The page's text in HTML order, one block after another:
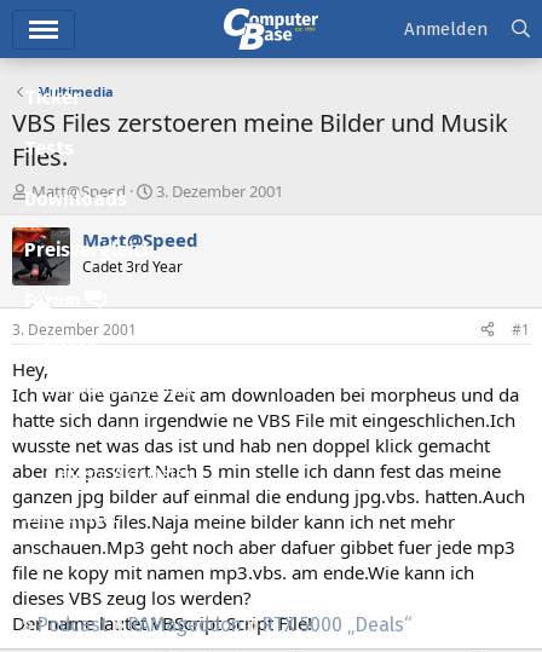
Ticker
Tests
Downloads
Preisvergleich
Forum
Aktuelles
Empfohlene Inhalte
Neue Beiträge
Neueste Aktivitäten
Leserartikel
Regeln
Podcast RAMageddon
RTX 5000 „Deals“
Anmelden
Multimedia
VBS Files zerstoeren meine Bilder und Musik
Files.
E
r
s
t
e
l
e
r
Matt@Speed
E
s
t
e
t
m
3. Dezember 2001
Matt@Speed
Cadet 3rd Year
3. Dezember 2001 #1
Hey,
Ich war die ganze Zeit am downloaden bei morpheus und da
hatte sich dann irgendwie ne VBS File mit eingeschlichen.Ich
wusste net was das ist und hab nen doppel klick gemacht
aber nix passiert.Nach 5 min stelle ich dann fest das meine
ganzen jpg bilder auf einmal die endung jpg.vbs. hatten.Auch
meine mp3 files.Naja meine bilder kann ich net mehr
anschauen.Mp3 geht noch aber dafuer gibbet fuer jede mp3
file ne kopy mit namen mp3.vbs. am ende.Wie kann ich
dieses VBS zeug los werden?
Der name lautet VBScript Script File!